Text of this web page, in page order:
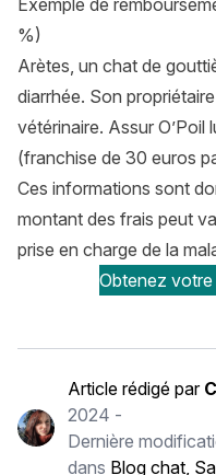
Exemple de
%)
Arètes, un chat de
diarrhée. Son
vétérinaire. Assur O’Poil
(franchise de 30 euros
Ces informations sont
montant des frais peut
prise en charge de la
Obtenez votre
Article rédigé par
2024 -
Dernière
dans Blog chat,